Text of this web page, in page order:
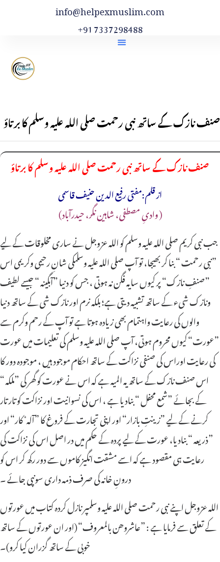
info@helpexmuslim.com
+91 7337298488
صنف نازک کے ساتھ نبی رحمت صلی اللہ علیہ وسلم کا برتاؤ
صنف نازک کے ساتھ نبی رحمت صلی اللہ علیہ وسلم کا برتاؤ
از قلم:مفتی رفیع الدین حنیف قاسمی
(‏ وادیِ مصطفی، شاہین نگر، حیدرآباد)
جب نبی کریم صلی اللہ علیہ وسلم کو اللہ عزوجل نے ساری مخلوقات کے لیے
”نبی رحمت “ بنا کر بھیجا، تو آپ صلی اللہ علیہ وسلمکی شانِ رحیمی وکریمی اس
”صنفِ نازک“ پر کیوں سایہ فگن نہ ہوتی ، جس کو دنیا ”آبگینہ “ جیسے لطیف
ونازک شیء کے ساتھ تشبیہ دیتی ہے؛ بلکہ نرم اور نازک شی کے ساتھ دنیا
والوں کی رعایت واہتمام بھی زیادہ ہوتا ہے تو آپ کے رحم وکرم سے
”عورت“ کیوں محروم ہوتی، آپ صلی اللہ علیہ وسلم کی تعلیمات میں عورت
کی رعایت اوراس کی صنفی نزاکت کے ساتھ احکام موجود ہیں ، موجودہ دور کا
اس صنف نازک کے ساتھ یہ المیہ ہے کہ اس نے عورت کو گھر کی ”ملکہ “
کے بجائے ”شمع محفل “ بنادیا ہے ، اس کی نسوانیت اور نزاکت کو تار تار
کرنے کے لیے ”زینتِ بازار“ اور اپنی تجارت کے فروغ کا ”آلہٴ کار“ اور
”ذریعہ “ بنادیا، عورت کے لیے پردہ کے حکم میں در اصل اس کی نزاکت کی
رعایت ہی مقصود ہے کہ اسے مشقت انگیز کاموں سے دور رکھ کر اس کو
درونِ خانہ کی صرف ذمہ داری سونپی جائے ۔
اللہ عزوجل اپنے نبی رحمت صلی اللہ علیہ وسلمپر نازل کردہ کتاب میں عورتوں
کے تعلق سے فرمایا ہے : ”عاشروھن بالمعروف“ (اور ان عورتوں کے ساتھ
خوبی کے ساتھ گزران کیا کرو)۔